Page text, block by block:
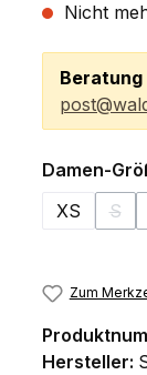
Nicht
Damen-
XS
S
Zum
Hersteller: